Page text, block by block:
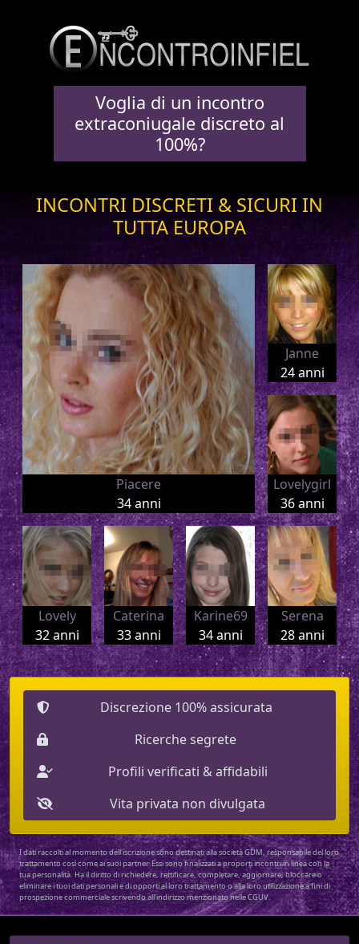
Voglia di un incontro
extraconiugale discreto al
100%?
INCONTRI DISCRETI & SICURI IN
TUTTA EUROPA
Piacere
34 anni
Janne
24 anni
Lovelygirl
36 anni
Lovely
32 anni
Caterina
33 anni
Karine69
34 anni
Serena
28 anni
Discrezione 100% assicurata
Ricerche segrete
Profili verificati & affidabili
Vita privata non divulgata
I dati raccolti al momento dell'iscrizione sono destinati alla società GDM, responsabile del loro
trattamento così come ai suoi partner. Essi sono finalizzati a proporti incontri in linea con la
tua personalità. Ha il diritto di richiedere, rettificare, completare, aggiornare, bloccare o
eliminare i tuoi dati personali e di opporti al loro trattamento o alla loro utilizzazione a fini di
prospezione commerciale scrivendo all'indirizzo menzionato nelle CGUV.